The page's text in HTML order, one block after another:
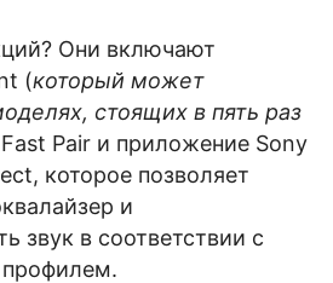
Они включают
(который может
стоящих в пять раз
Pair и приложение Sony
которое позволяет
и
звук в соответствии с